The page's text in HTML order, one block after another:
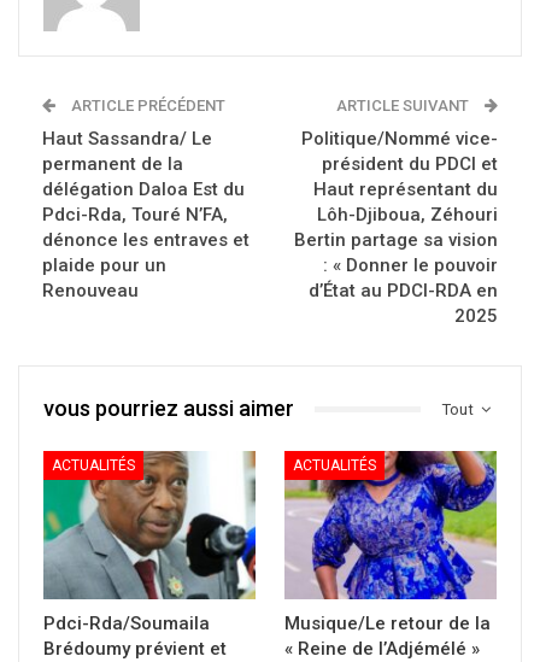
ARTICLE PRÉCÉDENT
Haut Sassandra/ Le
permanent de la
délégation Daloa Est du
Pdci-Rda, Touré N’FA,
dénonce les entraves et
plaide pour un
Renouveau
ARTICLE SUIVANT
Politique/Nommé vice-
président du PDCI et
Haut représentant du
Lôh-Djiboua, Zéhouri
Bertin partage sa vision
: « Donner le pouvoir
d’État au PDCI-RDA en
2025
Tout
vous pourriez aussi aimer
ACTUALITÉS
Pdci-Rda/Soumaila
Brédoumy prévient et
ACTUALITÉS
Musique/Le retour de la
« Reine de l’Adjémélé »